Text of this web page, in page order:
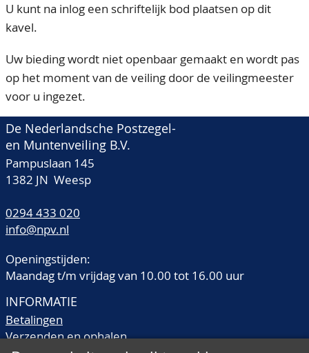
U kunt na inlog een schriftelijk bod plaatsen op dit
kavel.
Uw bieding wordt niet openbaar gemaakt en wordt pas
op het moment van de veiling door de veilingmeester
voor u ingezet.
De Nederlandsche Postzegel-
en Muntenveiling B.V.
Pampuslaan 145
1382 JN Weesp
0294 433 020
info@npv.nl
Openingstijden:
Maandag t/m vrijdag van 10.00 tot 16.00 uur
INFORMATIE
Betalingen
Verzenden en ophalen